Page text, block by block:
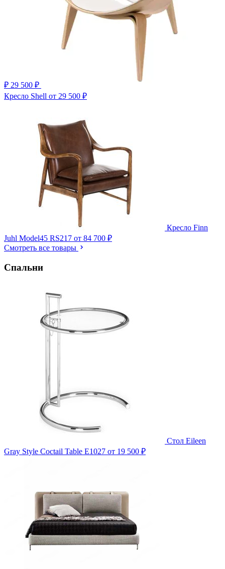
₽ 29 500 ₽
Кресло Shell от 29 500 ₽
Кресло Finn
Juhl Model45 RS217 от 84 700 ₽
Смотреть все товары
Спальни
Стол Eileen
Gray Style Coctail Table E1027 от 19 500 ₽